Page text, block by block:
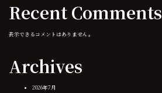
Recent Comments
表示できるコメントはありません。
Archives
2026年7月